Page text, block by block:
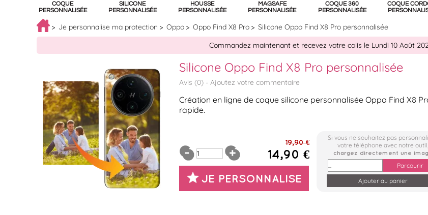
COQUE
PERSONNALISÉE
SILICONE
PERSONNALISÉE
HOUSSE
PERSONNALISÉE
MAGSAFE
PERSONNALISÉE
COQUE 360
PERSONNALISÉE
COQUE
Je personnalise ma protection Oppo Oppo Find X8 Pro
Silicone Oppo Find X8 Pro personnalisée
Commandez maintenant et recevez votre colis le Lundi 10 Août
Silicone Oppo Find X8 Pro personnalisée
Avis (0) - Ajoutez votre commentaire
Création en ligne de coque silicone personnalisée Oppo Find X8
rapide.
19,90 €
14,90 €
JE PERSONNALISE
Si vous ne souhaitez pas
votre téléphone avec notre outil,
chargez directement une
Parcourir